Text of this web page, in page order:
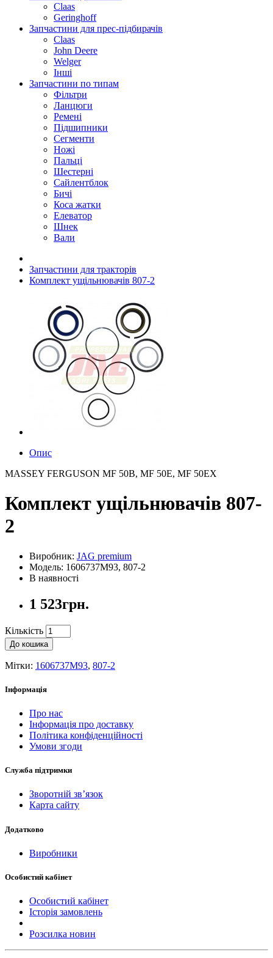
Claas
Geringhoff
Запчастини для прес-підбирачів
Claas
John Deere
Welger
Інші
Запчастини по типам
Фільтри
Ланцюги
Ремені
Підшипники
Сегменти
Ножі
Пальці
Шестерні
Сайлентблок
Бичі
Коса жатки
Елеватор
Шнек
Вали
Запчастини для тракторів
Комплект ущільнювачів 807-2
Опис
MASSEY FERGUSON MF 50B, MF 50E, MF 50EX
Комплект ущільнювачів 807-
2
Виробник: JAG premium
Модель: 1606737M93, 807-2
В наявності
1 523грн.
Кількість
До кошика
Мітки: 1606737M93, 807-2
Інформація
Про нас
Інформація про доставку
Політика конфіденційності
Умови згоди
Служба підтримки
Зворотній зв’язок
Карта сайту
Додатково
Виробники
Особистий кабінет
Особистий кабінет
Історія замовлень
Розсилка новин